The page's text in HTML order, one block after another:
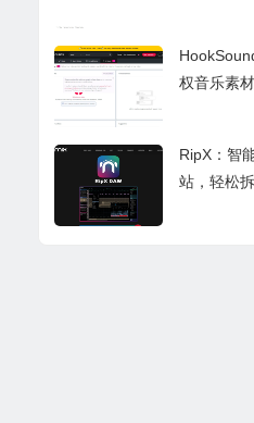
权音乐素
RipX：智
站，轻松